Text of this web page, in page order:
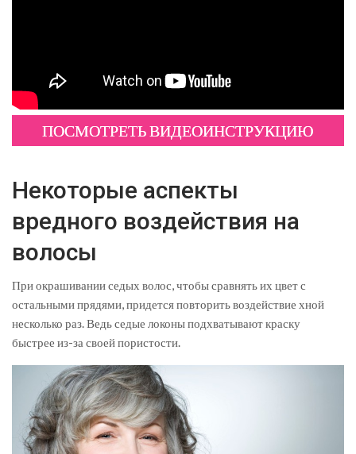
ПОСМОТРЕТЬ ВИДЕОИНСТРУКЦИЮ
Некоторые аспекты
вредного воздействия на
волосы
При окрашивании седых волос, чтобы сравнять их цвет с
остальными прядями, придется повторить воздействие хной
несколько раз. Ведь седые локоны подхватывают краску
быстрее из-за своей пористости.